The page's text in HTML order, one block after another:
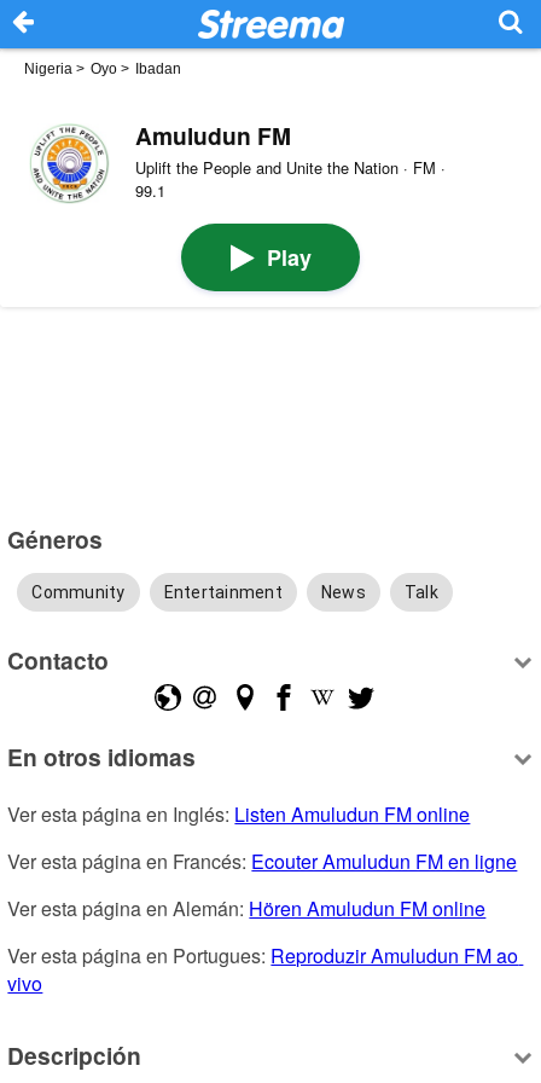
Nigeria > Oyo > Ibadan
Amuludun FM
Uplift the People and Unite the Nation · FM ·
99.1
Play
Géneros
Community Entertainment News Talk
Contacto
En otros idiomas
Ver esta página en Inglés: Listen Amuludun FM online
Ver esta página en Francés: Ecouter Amuludun FM en ligne
Ver esta página en Alemán: Hören Amuludun FM online
Ver esta página en Portugues: Reproduzir Amuludun FM ao
vivo
Descripción